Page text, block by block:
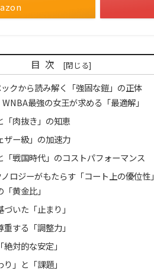
目次
クから読み解く「強固な鎧」の正体
最強の女王が求める「最適解」
「肉抜き」の知恵
ザー級」の加速力
戦国時代」のコストパフォーマンス
ロジーがもたらす「コート上の優位性」
黄金比」
いた「止まり」
する「調整力」
対的な安定」
」と「課題」